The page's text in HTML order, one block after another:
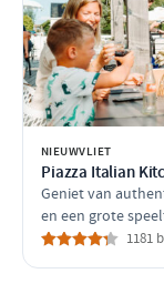
NIEUWVLIET
Piazza Italian
Geniet van
en een grote
1181